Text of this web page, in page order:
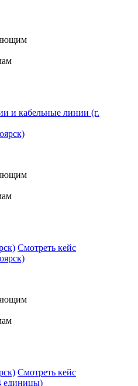
и кабельные линии (г.
Смотреть кейс
Смотреть кейс